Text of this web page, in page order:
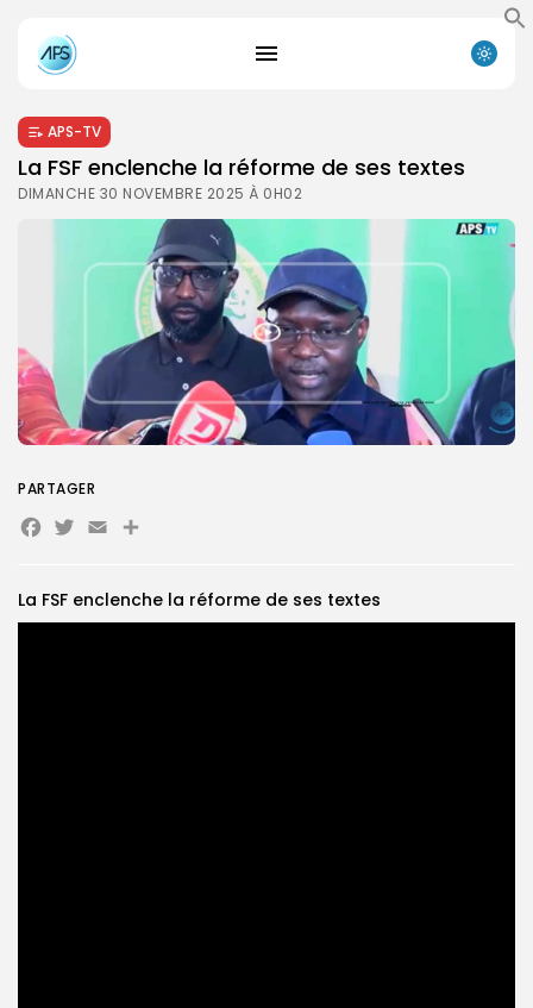
Search
for:
APS-TV
La FSF enclenche la réforme de ses textes
DIMANCHE 30 NOVEMBRE 2025 À 0H02
La FSF enclenche la réforme de ses textes
PARTAGER
Facebook
Twitter
EmailPartager